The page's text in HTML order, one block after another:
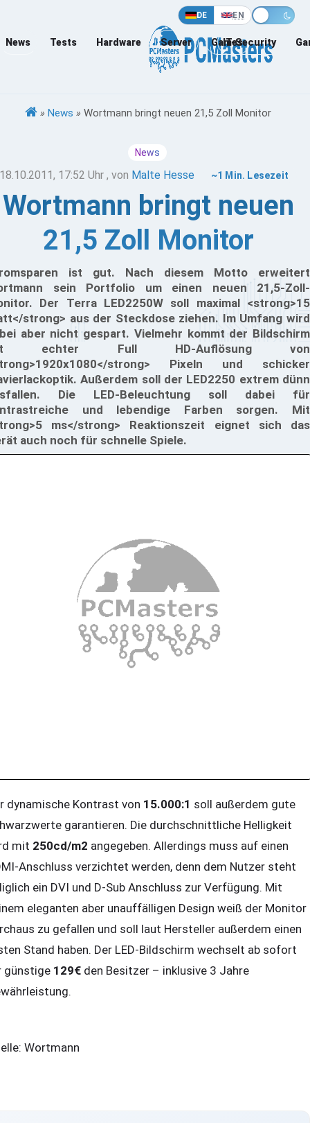
DE EN
News Tests Hardware Server Games
IT-Security
» News » Wortmann bringt neuen 21,5 Zoll Monitor
News
17:52 Uhr , von Malte Hesse ~1 Min. Lesezeit
Wortmann bringt neuen
21,5 Zoll Monitor
ist gut. Nach diesem Motto erweitert
sein Portfolio um einen neuen 21,5-Zoll-
Der Terra LED2250W soll maximal <strong>15
strong> aus der Steckdose ziehen. Im Umfang wird
aber nicht gespart. Vielmehr kommt der Bildschirm
echter Full HD-Auflösung von
strong> Pixeln und schicker
Außerdem soll der LED2250 extrem dünn
Die LED-Beleuchtung soll dabei für
und lebendige Farben sorgen. Mit
ms</strong> Reaktionszeit eignet sich das
auch noch für schnelle Spiele.
dynamische Kontrast von 15.000:1 soll außerdem gute
garantieren. Die durchschnittliche Helligkeit
mit 250cd/m2 angegeben. Allerdings muss auf einen
Anschluss verzichtet werden, denn dem Nutzer steht
ein DVI und D-Sub Anschluss zur Verfügung. Mit
eleganten aber unauffälligen Design weiß der Monitor
zu gefallen und soll laut Hersteller außerdem einen
Stand haben. Der LED-Bildschirm wechselt ab sofort
günstige 129€ den Besitzer – inklusive 3 Jahre
Wortmann